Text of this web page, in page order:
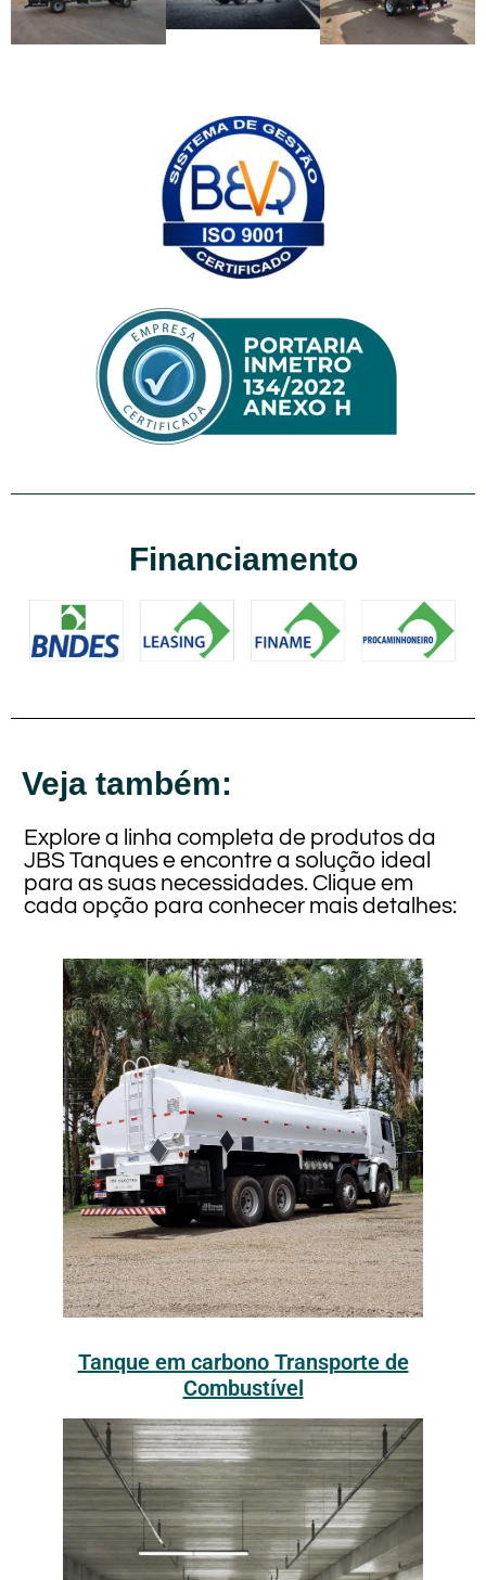
Financiamento
Veja também:
Explore a linha completa de produtos da
JBS Tanques e encontre a solução ideal
para as suas necessidades. Clique em
cada opção para conhecer mais detalhes:
Tanque em carbono Transporte de
Combustível